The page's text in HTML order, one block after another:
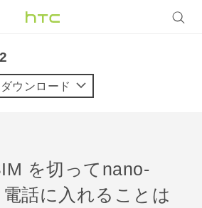
ウンロード
を切って nano-
話に入れることは